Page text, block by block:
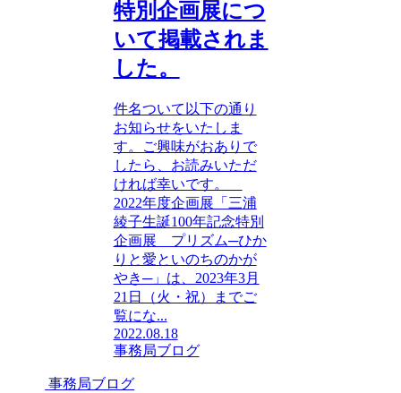
特別企画展につ
いて掲載されま
した。
件名ついて以下の通り
お知らせをいたしま
す。ご興味がおありで
したら、お読みいただ
ければ幸いです。
2022年度企画展「三浦
綾子生誕100年記念特別
企画展 プリズム─ひか
りと愛といのちのかが
やき─」は、2023年3月
21日（火・祝）までご
覧にな...
2022.08.18
事務局ブログ
事務局ブログ